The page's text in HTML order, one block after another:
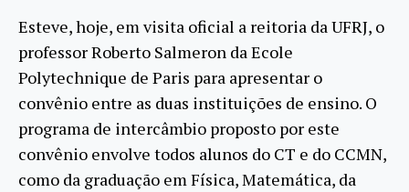
Esteve, hoje, em visita oficial a reitoria da UFRJ, o
professor Roberto Salmeron da Ecole
Polytechnique de Paris para apresentar o
convênio entre as duas instituições de ensino. O
programa de intercâmbio proposto por este
convênio envolve todos alunos do CT e do CCMN,
como da graduação em Física, Matemática, da